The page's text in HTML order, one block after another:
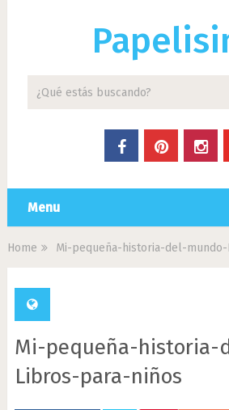
Menu
Home Mi-pequeña-historia-del-
Mi-pequeña-historia-
Libros-para-niños